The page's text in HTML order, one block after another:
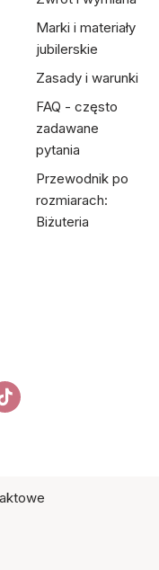
Marki i materiały
jubilerskie
Zasady i warunki
FAQ - często
zadawane
pytania
Przewodnik po
rozmiarach:
Biżuteria